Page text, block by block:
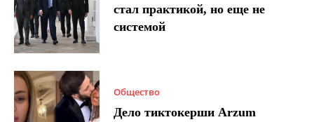
стал практикой, но еще не
системой
Общество
Дело тиктокерши Arzum